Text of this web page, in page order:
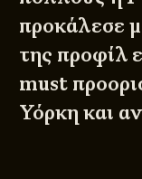
προκάλεσε
της προφίλ
must
Υόρκη και